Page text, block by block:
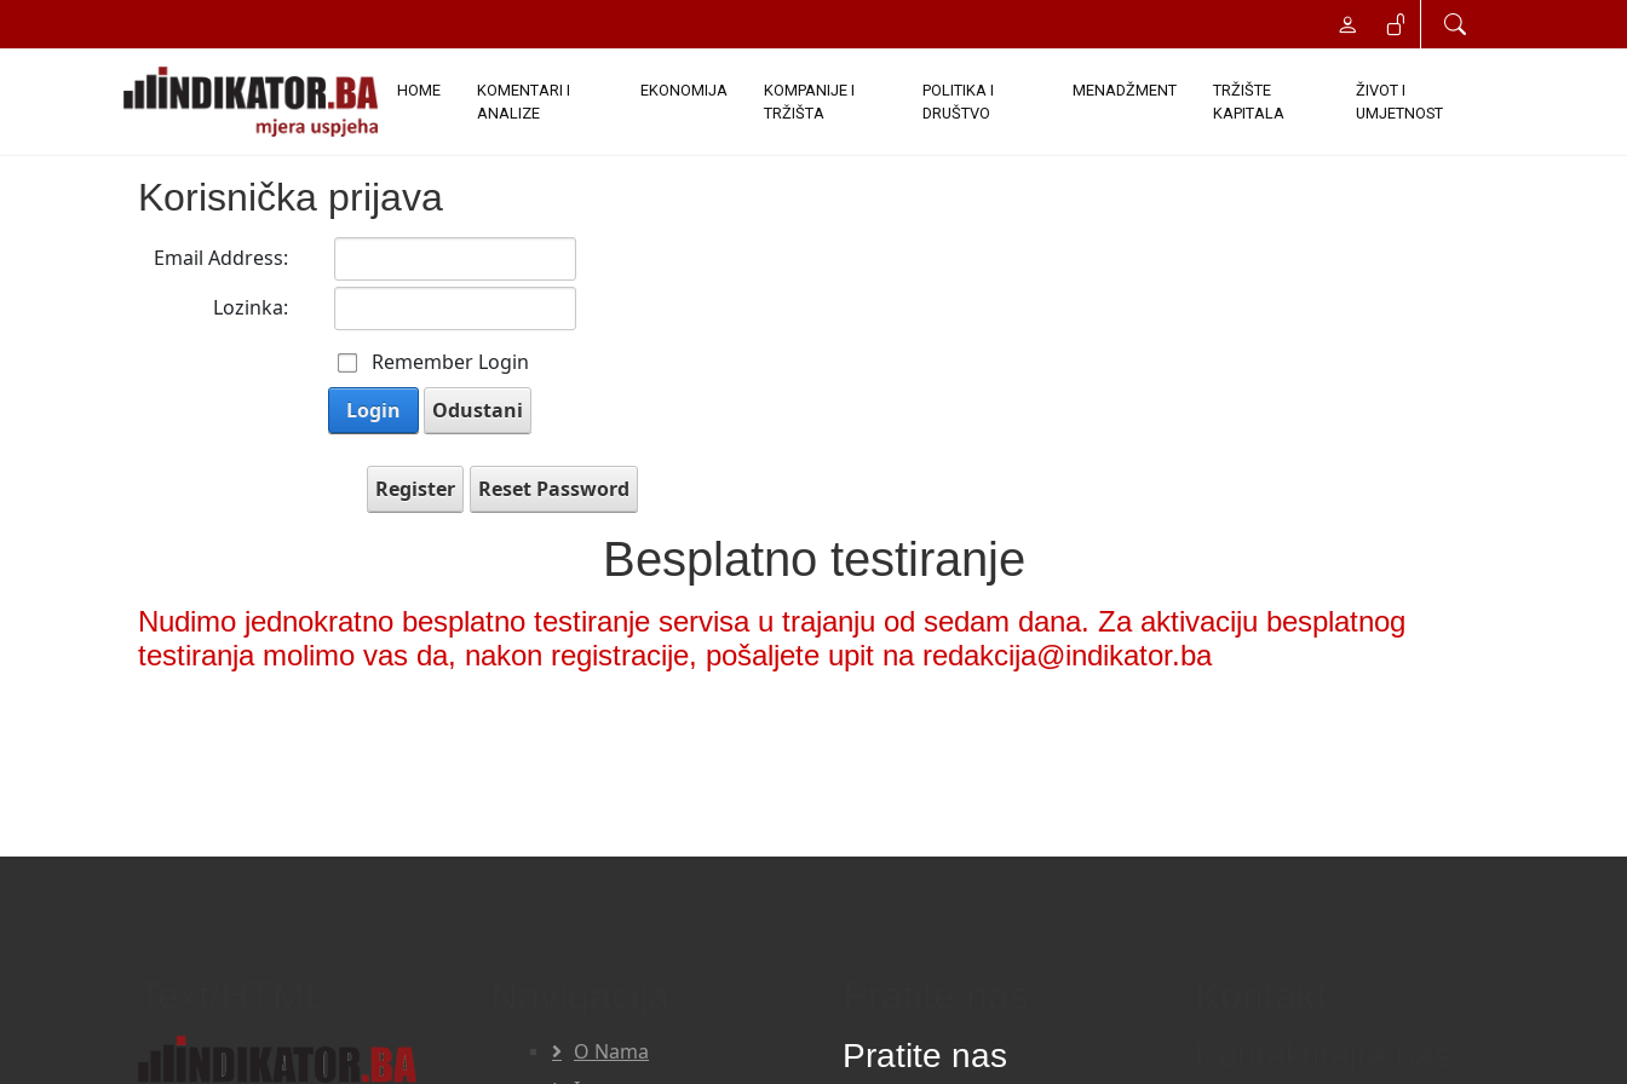
HOME
KOMENTARI I
ANALIZE
EKONOMIJA
KOMPANIJE I
TRŽIŠTA
POLITIKA I
DRUŠTVO
MENADŽMENT
TRŽIŠTE
KAPITALA
ŽIVOT I
UMJETNOST
Korisnička prijava
Email Address:
Lozinka:
Remember Login
Login
Odustani
Register Reset Password
Besplatno testiranje
Nudimo jednokratno besplatno testiranje servisa u trajanju od sedam dana. Za aktivaciju besplatnog
testiranja molimo vas da, nakon registracije, pošaljete upit na redakcija@indikator.ba
O Nama
Pratite nas